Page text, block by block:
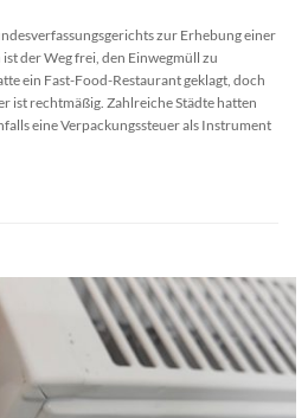
zur Erhebung einer
der Weg frei, den Einwegmüll zu
ein Fast-Food-Restaurant geklagt, doch
ist rechtmäßig. Zahlreiche Städte hatten
eine Verpackungssteuer als Instrument